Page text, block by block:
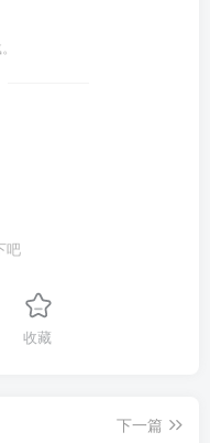
吧
收藏
下一篇